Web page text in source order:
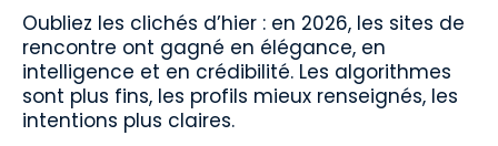
Oubliez les clichés d’hier : en 2026, les sites de
rencontre ont gagné en élégance, en
intelligence et en crédibilité. Les algorithmes
sont plus fins, les profils mieux renseignés, les
intentions plus claires.